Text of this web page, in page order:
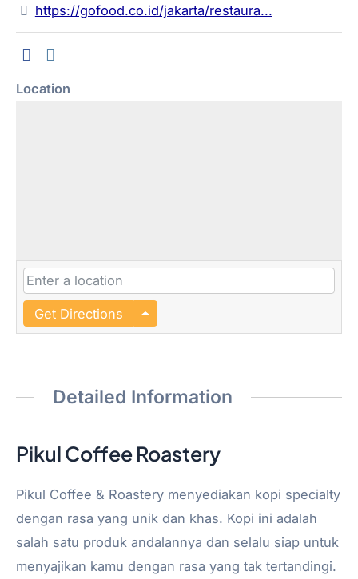
https://gofood.co.id/jakarta/restaura...
Location
Get Directions
Detailed Information
Pikul Coffee Roastery
Pikul Coffee & Roastery menyediakan kopi specialty
dengan rasa yang unik dan khas. Kopi ini adalah
salah satu produk andalannya dan selalu siap untuk
menyajikan kamu dengan rasa yang tak tertandingi.